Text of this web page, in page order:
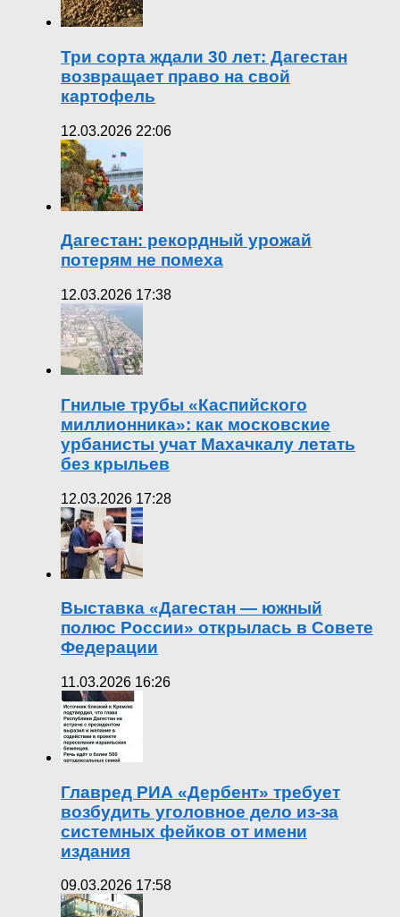
Три сорта ждали 30 лет: Дагестан
возвращает право на свой
картофель
12.03.2026 22:06
Дагестан: рекордный урожай
потерям не помеха
12.03.2026 17:38
Гнилые трубы «Каспийского
миллионника»: как московские
урбанисты учат Махачкалу летать
без крыльев
12.03.2026 17:28
Выставка «Дагестан — южный
полюс России» открылась в Совете
Федерации
11.03.2026 16:26
Главред РИА «Дербент» требует
возбудить уголовное дело из-за
системных фейков от имени
издания
09.03.2026 17:58